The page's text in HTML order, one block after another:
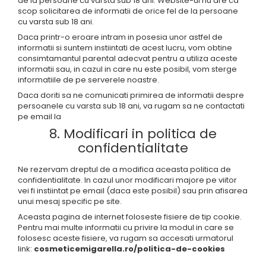
scop solicitarea de informatii de orice fel de la persoane
cu varsta sub 18 ani.
Daca printr-o eroare intram in posesia unor astfel de
informatii si suntem instiintati de acest lucru, vom obtine
consimtamantul parental adecvat pentru a utiliza aceste
informatii sau, in cazul in care nu este posibil, vom sterge
informatiile de pe serverele noastre.
Daca doriti sa ne comunicati primirea de informatii despre
persoanele cu varsta sub 18 ani, va rugam sa ne contactati
pe email la
8. Modificari in politica de
confidentialitate
Ne rezervam dreptul de a modifica aceasta politica de
confidentialitate. In cazul unor modificari majore pe viitor
vei fi instiintat pe email (daca este posibil) sau prin afisarea
unui mesaj specific pe site.
Aceasta pagina de internet foloseste fisiere de tip cookie.
Pentru mai multe informatii cu privire la modul in care se
folosesc aceste fisiere, va rugam sa accesati urmatorul
link: cosmeticemigarella.ro/politica-de-cookies